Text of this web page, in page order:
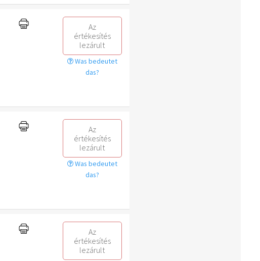
Az
értékesítés
lezárult
Was bedeutet
das?
Az
értékesítés
lezárult
Was bedeutet
das?
Az
értékesítés
lezárult